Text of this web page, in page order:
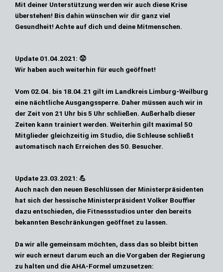
Mit deiner Unterstützung werden wir auch diese Krise
überstehen! Bis dahin wünschen wir dir ganz viel
Gesundheit! Achte auf dich und deine Mitmenschen.
Update 01.04.2021: 😟
Wir haben auch weiterhin für euch geöffnet!
Vom 02.04. bis 18.04.21 gilt im Landkreis Limburg-Weilburg
eine nächtliche Ausgangssperre. Daher müssen auch wir in
der Zeit von 21 Uhr bis 5 Uhr schließen. Außerhalb dieser
Zeiten kann trainiert werden. Weiterhin gilt maximal 50
Mitglieder gleichzeitig im Studio, die Schleuse schließt
automatisch nach Erreichen des 50. Besucher.
Update 23.03.2021: 💪
Auch nach den neuen Beschlüssen der Ministerpräsidenten
hat sich der hessische Ministerpräsident Volker Bouffier
dazu entschieden, die Fitnessstudios unter den bereits
bekannten Beschränkungen geöffnet zu lassen.
Da wir alle gemeinsam möchten, dass das so bleibt bitten
wir euch erneut darum euch an die Vorgaben der Regierung
zu halten und die AHA-Formel umzusetzen: